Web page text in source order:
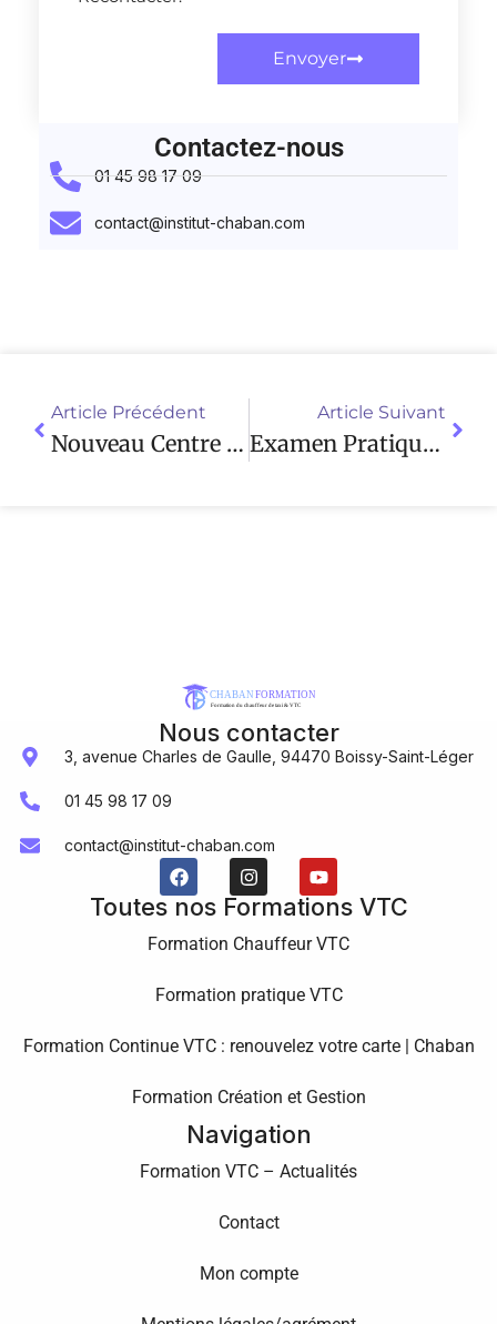
Envoyer
Contactez-nous
01 45 98 17 09
contact@institut-chaban.com
Article Précédent
Nouveau Centre De Formation VTC Dans Le 94
Article Suivant
Examen Pratique VTC : Réussissez Avec Nos Conseils !
Nous contacter
3, avenue Charles de Gaulle, 94470 Boissy-Saint-Léger
01 45 98 17 09
contact@institut-chaban.com
Toutes nos Formations VTC
Formation Chauffeur VTC
Formation pratique VTC
Formation Continue VTC : renouvelez votre carte | Chaban
Formation Création et Gestion
Navigation
Formation VTC – Actualités
Contact
Mon compte